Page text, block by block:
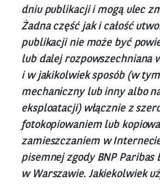
dniu publikacji i mogą ulec
Żadna część jak i całość
publikacji nie może być
lub dalej rozpowszechniana
i w jakikolwiek sposób (w
mechaniczny lub inny albo
eksploatacji) włącznie z
fotokopiowaniem lub
zamieszczaniem w
pisemnej zgody BNP Paribas
w Warszawie. Jakiekolwiek